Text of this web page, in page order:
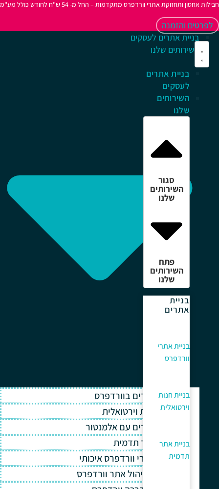
אחסון ותחזוקת אתרי וורדפרס מתקדמות – החל מ- 54 ש"ח לחודש כולל מע"מ
לפרטים והזמנה
בניית אתרים
לעסקים
השירותים
שלנו
סגור
השירותים
שלנו
פתח
השירותים
שלנו
בניית
אתרים
בניית אתרי
וורדפרס
בניית חנות
וירטואלית
בניית אתר
תדמית
בניית אתרים לעסקים
השירותים שלנו
בניית אתרים בוורדפרס
בניית חנות וירטואלית
בניית אתרים עם אלמנטור
בניית אתר תדמית
אחסון אתרי וורדפרס איכותי
תחזוקה וניהול אתר וורדפרס